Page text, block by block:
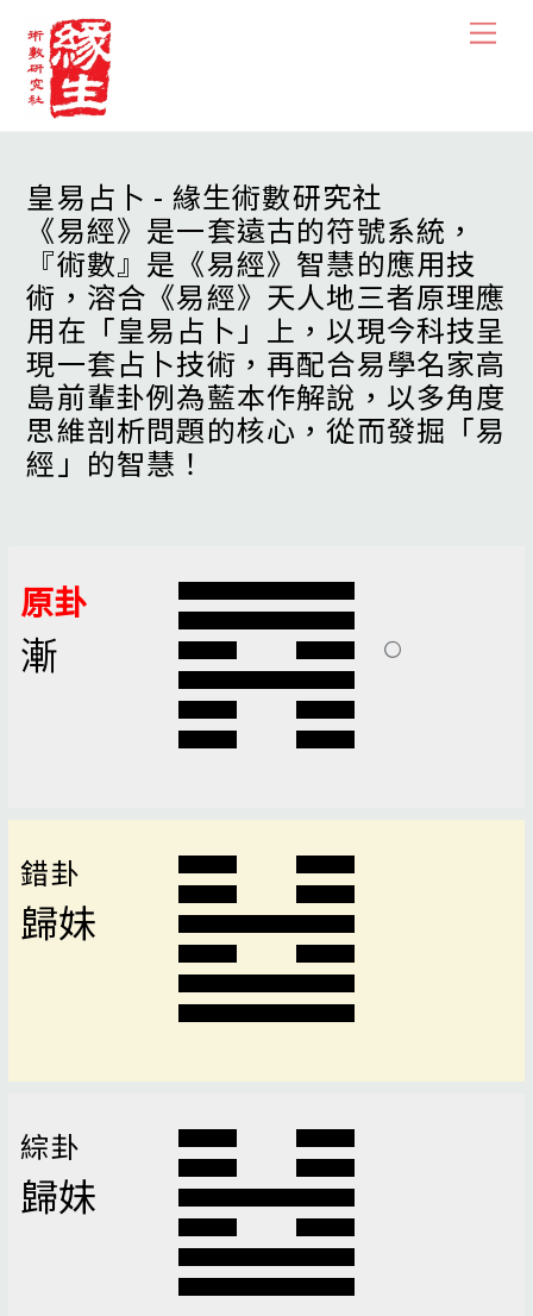
content
皇易占卜 - 緣生術數研究社
《易經》是一套遠古的符號系統，
『術數』是《易經》智慧的應用技
術，溶合《易經》天人地三者原理應
用在「皇易占卜」上，以現今科技呈
現一套占卜技術，再配合易學名家高
島前輩卦例為藍本作解說，以多角度
思維剖析問題的核心，從而發掘「易
經」的智慧！
原卦
漸
錯卦
歸妹
綜卦
歸妹